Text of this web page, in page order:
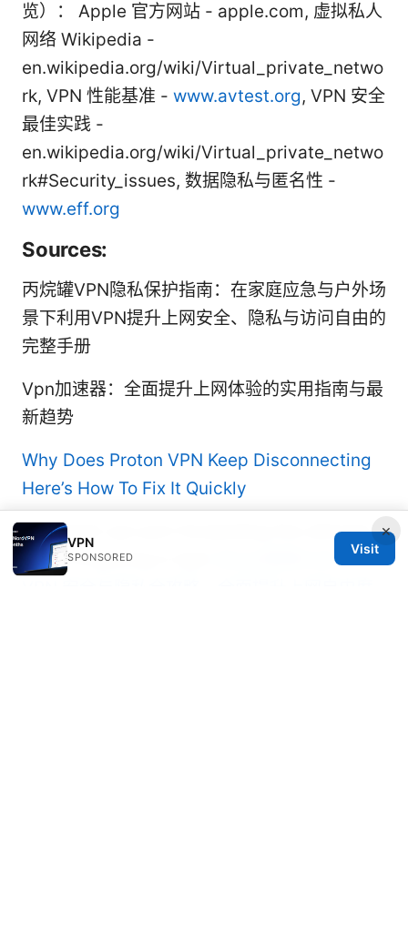
览）： Apple 官方网站 - apple.com, 虚拟私人
网络 Wikipedia -
en.wikipedia.org/wiki/Virtual_private_netwo
rk, VPN 性能基准 - www.avtest.org, VPN 安全
最佳实践 -
en.wikipedia.org/wiki/Virtual_private_netwo
rk#Security_issues, 数据隐私与匿名性 -
www.eff.org
Sources:
丙烷罐VPN隐私保护指南：在家庭应急与户外场
景下利用VPN提升上网安全、隐私与访问自由的
完整手册
Vpn加速器：全面提升上网体验的实用指南与最
新趋势
Why Does Proton VPN Keep Disconnecting
Here’s How To Fix It Quickly
Surfshark vpn port forwarding the ultimate
guide to getting it right
Atrust官网入口：
×
VPN
SPONSORED
Visit